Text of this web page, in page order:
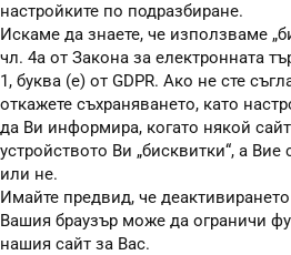
настройките по подразбиране.
Искаме да знаете, че използваме
чл. 4а от Закона за електронната
1, буква (е) от GDPR. Ако не сте
откажете съхраняването, като
да Ви информира, когато някой
устройството Ви „бисквитки“, а
или не.
Имайте предвид, че деактивирането
Вашия браузър може да ограничи
нашия сайт за Вас.